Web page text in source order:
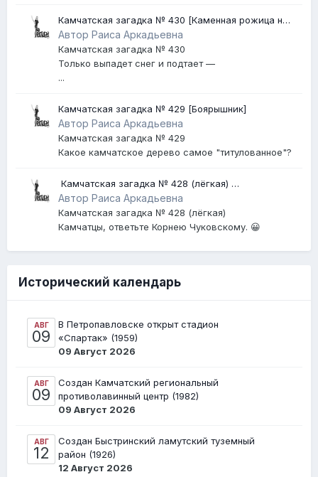
Камчатская загадка № 430 [Каменная рожица на
Авачинском вулкане]
Автор Раиса Аркадьевна
Камчатская загадка № 430
Только выпадет снег и подтает —
...
Камчатская загадка № 429 [Боярышник]
Автор Раиса Аркадьевна
Камчатская загадка № 429
Какое камчатское дерево самое "титулованное"?
​ Камчатская загадка № 428 (лёгкая) ​
[Землетрясение]
Автор Раиса Аркадьевна
Камчатская загадка № 428 (лёгкая)
Камчатцы, ответьте Корнею Чуковскому. 😀
Исторический календарь
АВГ
09
В Петропавловске открыт стадион
«Спартак» (1959)
09 Август 2026
АВГ
09
Создан Камчатский региональный
противолавинный центр (1982)
09 Август 2026
АВГ
12
Создан Быстринский ламутский туземный
район (1926)
12 Август 2026